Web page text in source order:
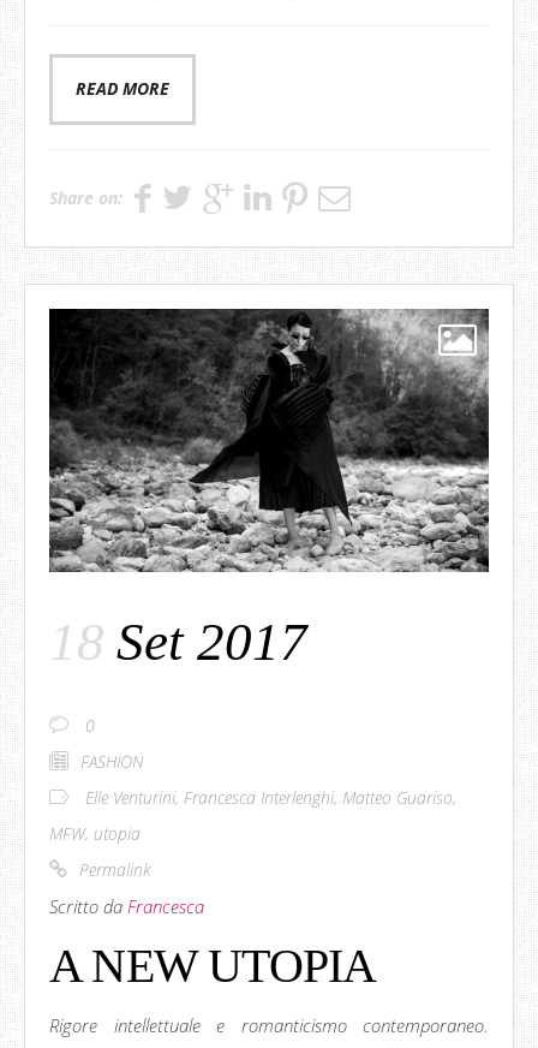
READ MORE
Share on:
18 Set 2017
0
FASHION
Elle Venturini, Francesca Interlenghi, Matteo Guariso,
MFW, utopia
Permalink
Scritto da Francesca
A NEW UTOPIA
Rigore intellettuale e romanticismo contemporaneo.